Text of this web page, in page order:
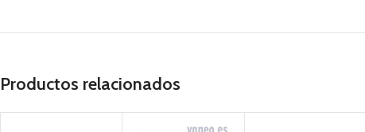
Productos relacionados